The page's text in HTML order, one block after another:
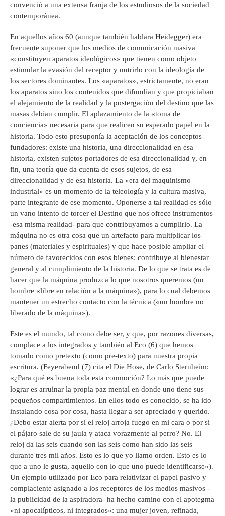
convenció a una extensa franja de los estudiosos de la sociedad
contemporánea.
En aquellos años 60 (aunque también hablara Heidegger) era
frecuente suponer que los medios de comunicación masiva
«constituyen aparatos ideológicos» que tienen como objeto
estimular la evasión del receptor y nutrirlo con la ideología de
los sectores dominantes. Los «aparatos», estrictamente, no eran
los aparatos sino los contenidos que difundían y que propiciaban
el alejamiento de la realidad y la postergación del destino que las
masas debían cumplir. El aplazamiento de la «toma de
conciencia» necesaria para que realicen su esperado papel en la
historia. Todo esto presuponía la aceptación de los conceptos
fundadores: existe una historia, una direccionalidad en esa
historia, existen sujetos portadores de esa direccionalidad y, en
fin, una teoría que da cuenta de esos sujetos, de esa
direccionalidad y de esa historia. La «era del maquinismo
industrial» es un momento de la teleología y la cultura masiva,
parte integrante de ese momento. Oponerse a tal realidad es sólo
un vano intento de torcer el Destino que nos ofrece instrumentos
-esa misma realidad- para que contribuyamos a cumplirlo. La
máquina no es otra cosa que un artefacto para multiplicar los
panes (materiales y espirituales) y que hace posible ampliar el
número de favorecidos con esos bienes: contribuye al bienestar
general y al cumplimiento de la historia. De lo que se trata es de
hacer que la máquina produzca lo que nosotros queremos (un
hombre «libre en relación a la máquina»), para lo cual debemos
mantener un estrecho contacto con la técnica («un hombre no
liberado de la máquina»).
Este es el mundo, tal como debe ser, y que, por razones diversas,
complace a los integrados y también al Eco (6) que hemos
tomado como pretexto (como pre-texto) para nuestra propia
escritura. (Feyerabend (7) cita el Die Hose, de Carlo Sternheim:
«¿Para qué es buena toda esta conmoción? Lo más que puede
lograr es arruinar la propia paz mental en donde uno tiene sus
pequeños compartimientos. En ellos todo es conocido, se ha ido
instalando cosa por cosa, hasta llegar a ser apreciado y querido.
¿Debo estar alerta por si el reloj arroja fuego en mi cara o por si
el pájaro sale de su jaula y ataca vorazmente al perro? No. El
reloj da las seis cuando son las seis como han sido las seis
durante tres mil años. Esto es lo que yo llamo orden. Esto es lo
que a uno le gusta, aquello con lo que uno puede identificarse»).
Un ejemplo utilizado por Eco para relativizar el papel pasivo y
complaciente asignado a los receptores de los medios masivos -
la publicidad de la aspiradora- ha hecho camino con el apotegma
«ni apocalípticos, ni integrados»: una mujer joven, refinada,